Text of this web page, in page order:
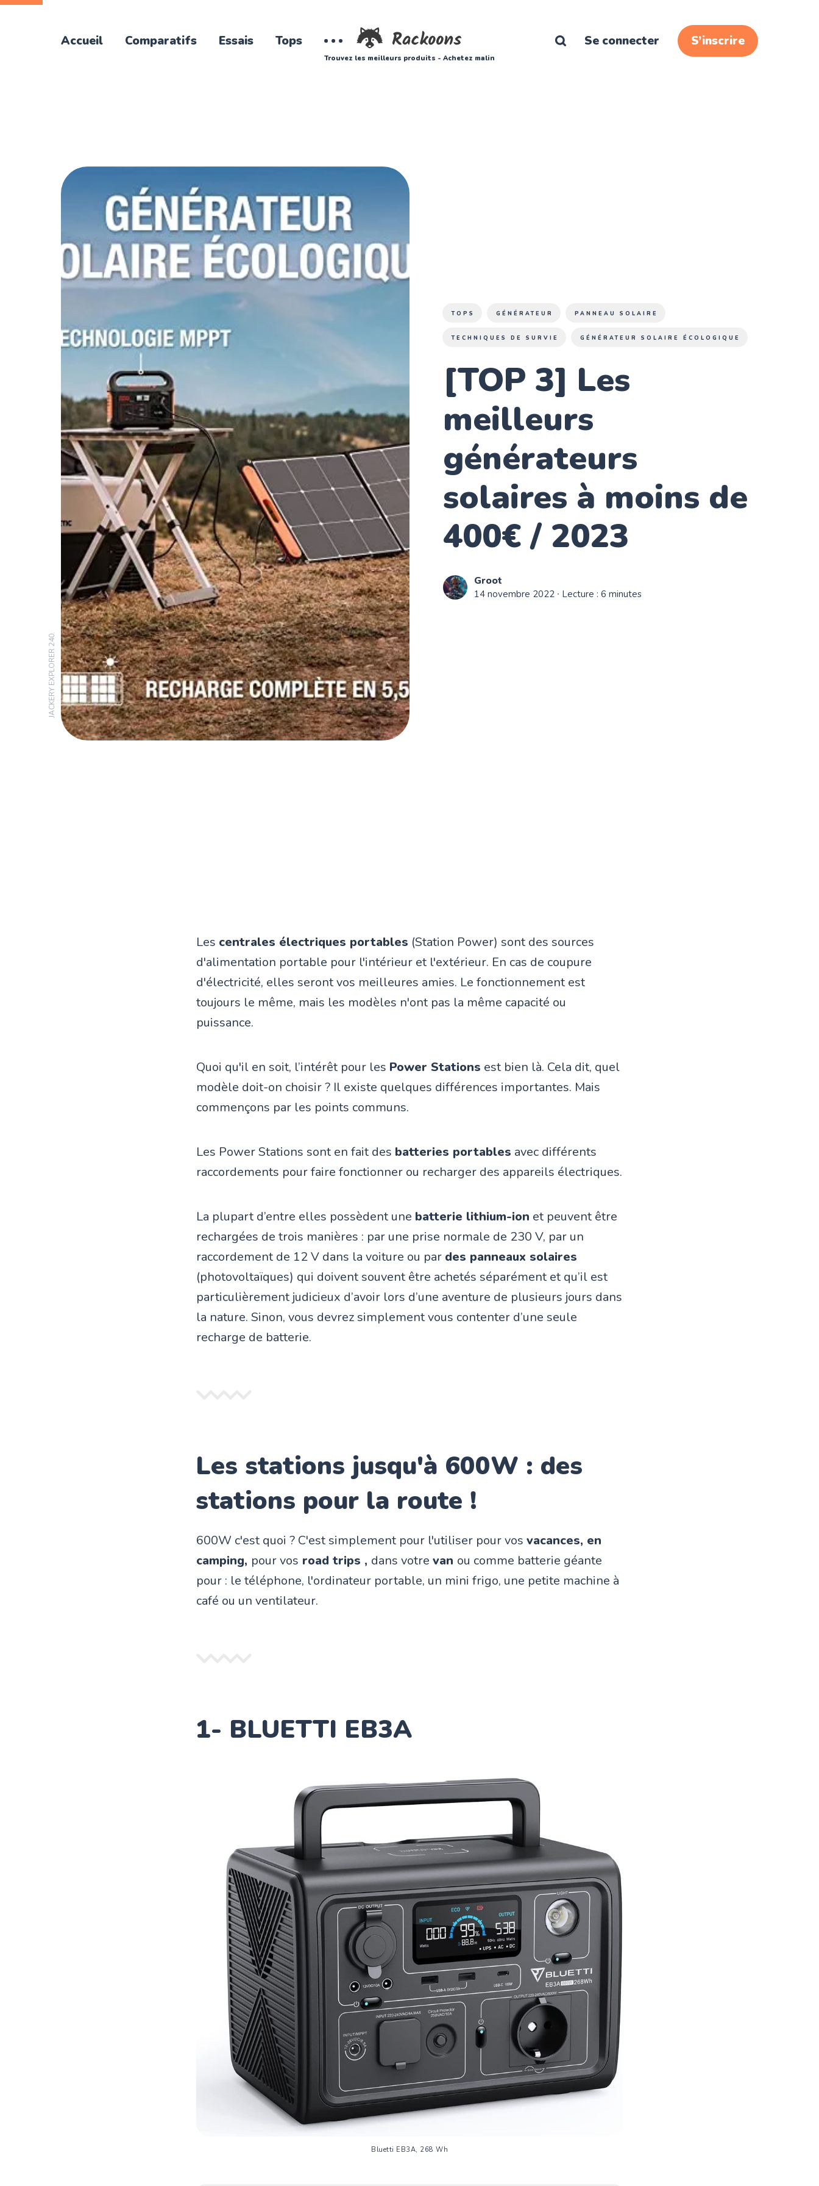
Trouvez les meilleurs produits - Achetez malin
Accueil Comparatifs Essais Tops Se connecter S’inscrire
JACKERY EXPLORER 240.
TOPS GÉNÉRATEUR PANNEAU SOLAIRE
TECHNIQUES DE SURVIE GÉNÉRATEUR SOLAIRE ÉCOLOGIQUE
[TOP 3] Les
meilleurs
générateurs
solaires à moins de
400€ / 2023
Groot
14 novembre 2022 ∙ Lecture : 6 minutes
Les centrales électriques portables (Station Power) sont des sources
d'alimentation portable pour l'intérieur et l'extérieur. En cas de coupure
d'électricité, elles seront vos meilleures amies. Le fonctionnement est
toujours le même, mais les modèles n'ont pas la même capacité ou
puissance.
Quoi qu'il en soit, l’intérêt pour les Power Stations est bien là. Cela dit, quel
modèle doit-on choisir ? Il existe quelques différences importantes. Mais
commençons par les points communs.
Les Power Stations sont en fait des batteries portables avec différents
raccordements pour faire fonctionner ou recharger des appareils électriques.
La plupart d’entre elles possèdent une batterie lithium-ion et peuvent être
rechargées de trois manières : par une prise normale de 230 V, par un
raccordement de 12 V dans la voiture ou par des panneaux solaires
(photovoltaïques) qui doivent souvent être achetés séparément et qu’il est
particulièrement judicieux d’avoir lors d’une aventure de plusieurs jours dans
la nature. Sinon, vous devrez simplement vous contenter d’une seule
recharge de batterie.
Les stations jusqu'à 600W : des
stations pour la route !
600W c'est quoi ? C'est simplement pour l'utiliser pour vos vacances, en
camping, pour vos road trips , dans votre van ou comme batterie géante
pour : le téléphone, l'ordinateur portable, un mini frigo, une petite machine à
café ou un ventilateur.
1- BLUETTI EB3A
Bluetti EB3A, 268 Wh